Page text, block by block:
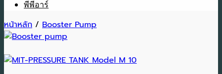
พีพีอาร์
หน้าหลัก / Booster Pump